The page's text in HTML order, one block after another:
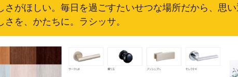
さがほしい。毎日を過ごすたいせつな場所だから、思
を、かたちに。ラシッサ。